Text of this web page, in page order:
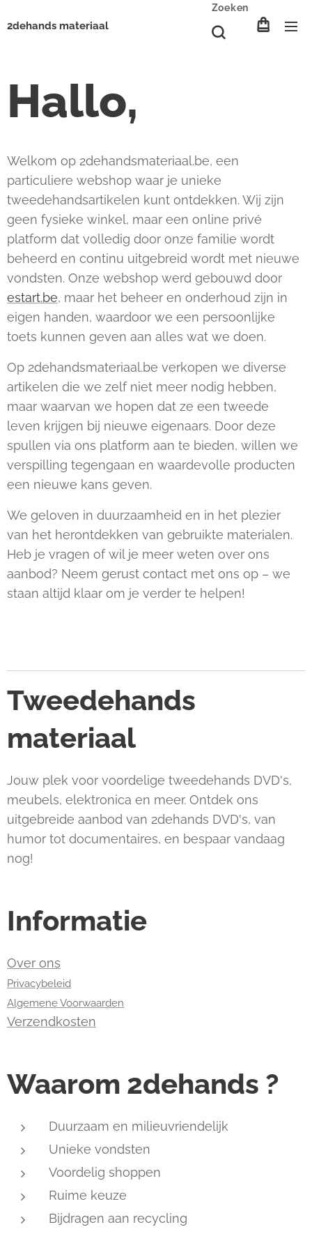
2dehands materiaal
Zoeken
Hallo,
Welkom op 2dehandsmateriaal.be, een
particuliere webshop waar je unieke
tweedehandsartikelen kunt ontdekken. Wij zijn
geen fysieke winkel, maar een online privé
platform dat volledig door onze familie wordt
beheerd en continu uitgebreid wordt met nieuwe
vondsten. Onze webshop werd gebouwd door
estart.be, maar het beheer en onderhoud zijn in
eigen handen, waardoor we een persoonlijke
toets kunnen geven aan alles wat we doen.
Op 2dehandsmateriaal.be verkopen we diverse
artikelen die we zelf niet meer nodig hebben,
maar waarvan we hopen dat ze een tweede
leven krijgen bij nieuwe eigenaars. Door deze
spullen via ons platform aan te bieden, willen we
verspilling tegengaan en waardevolle producten
een nieuwe kans geven.
We geloven in duurzaamheid en in het plezier
van het herontdekken van gebruikte materialen.
Heb je vragen of wil je meer weten over ons
aanbod? Neem gerust contact met ons op – we
staan altijd klaar om je verder te helpen!
Tweedehands
materiaal
Jouw plek voor voordelige tweedehands DVD's,
meubels, elektronica en meer. Ontdek ons
uitgebreide aanbod van 2dehands DVD's, van
humor tot documentaires, en bespaar vandaag
nog!
Informatie
Over ons
Privacybeleid
Algemene Voorwaarden
Verzendkosten
Waarom 2dehands ?
Duurzaam en milieuvriendelijk
Unieke vondsten
Voordelig shoppen
Ruime keuze
Bijdragen aan recycling